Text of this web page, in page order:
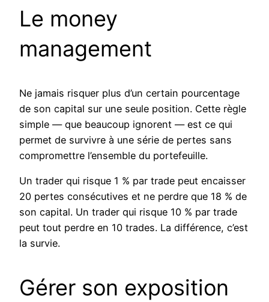
Le money
management
Ne jamais risquer plus d’un certain pourcentage
de son capital sur une seule position. Cette règle
simple — que beaucoup ignorent — est ce qui
permet de survivre à une série de pertes sans
compromettre l’ensemble du portefeuille.
Un trader qui risque 1 % par trade peut encaisser
20 pertes consécutives et ne perdre que 18 % de
son capital. Un trader qui risque 10 % par trade
peut tout perdre en 10 trades. La différence, c’est
la survie.
Gérer son exposition